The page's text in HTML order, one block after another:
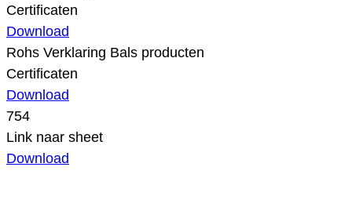
Certificaten
Download
Rohs Verklaring Bals producten
Certificaten
Download
754
Link naar sheet
Download